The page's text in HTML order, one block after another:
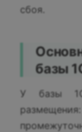
сбоя.
базы
У базы 1С